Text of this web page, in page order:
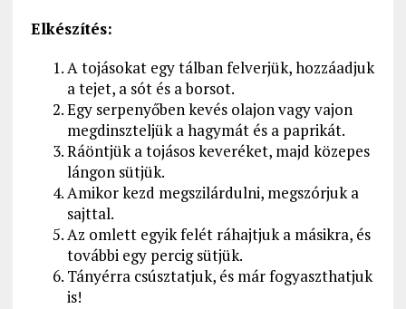
Elkészítés:
A tojásokat egy tálban felverjük, hozzáadjuk
a tejet, a sót és a borsot.
Egy serpenyőben kevés olajon vagy vajon
megdinszteljük a hagymát és a paprikát.
Ráöntjük a tojásos keveréket, majd közepes
lángon sütjük.
Amikor kezd megszilárdulni, megszórjuk a
sajttal.
Az omlett egyik felét ráhajtjuk a másikra, és
további egy percig sütjük.
Tányérra csúsztatjuk, és már fogyaszthatjuk
is!